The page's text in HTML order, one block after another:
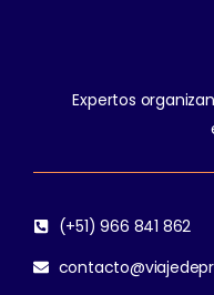
Expertos
(+51) 966 841 862